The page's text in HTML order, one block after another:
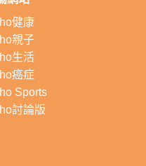
健康
親子
生活
癌症
Sports
討論版